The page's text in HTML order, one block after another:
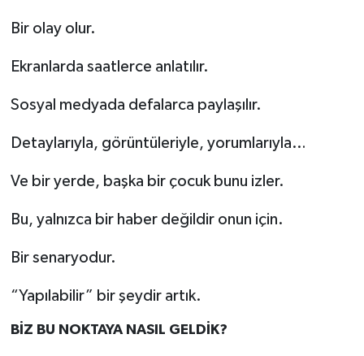
Bir olay olur.
Ekranlarda saatlerce anlatılır.
Sosyal medyada defalarca paylaşılır.
Detaylarıyla, görüntüleriyle, yorumlarıyla…
Ve bir yerde, başka bir çocuk bunu izler.
Bu, yalnızca bir haber değildir onun için.
Bir senaryodur.
“Yapılabilir” bir şeydir artık.
BİZ BU NOKTAYA NASIL GELDİK?